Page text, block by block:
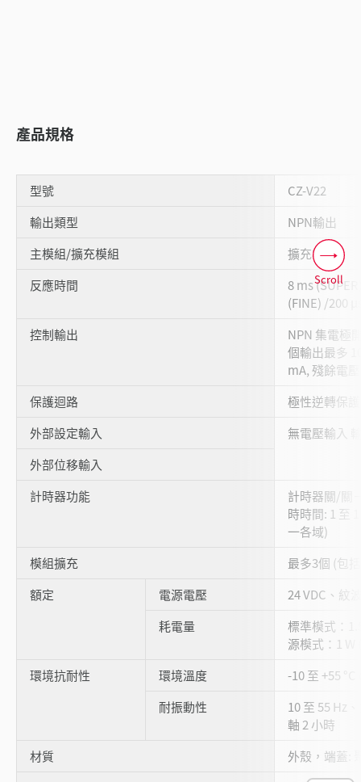
產品規格
型號
CZ-V22
輸出類型
NPN輸出
主模組/擴充模組
擴充模組
反應時間
8 ms
(FINE) /200
控制輸出
NPN 集電極
個輸出最多
mA, 殘餘電
保護迴路
極性逆轉保
外部設定輸入
無電壓輸入
外部位移輸入
計時器功能
計時器關/關
時時間: 1 至
一各域)
模組擴充
最多3個 (包
額定
電源電壓
24 VDC、紋
耗電量
標準模式：
源模式：1 W
環境抗耐性
環境溫度
-10 至 +55
耐振動性
10 至 55 Hz
軸 2 小時
材質
外殼，端蓋:
Scroll